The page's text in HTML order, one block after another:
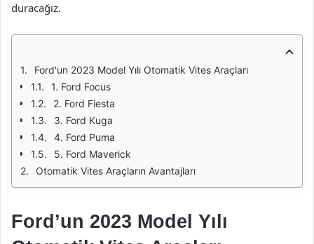
duracağız.
Ford'un 2023 Model Yılı Otomatik Vites Araçları
1. Ford Focus
2. Ford Fiesta
3. Ford Kuga
4. Ford Puma
5. Ford Maverick
Otomatik Vites Araçların Avantajları
Ford’un 2023 Model Yılı